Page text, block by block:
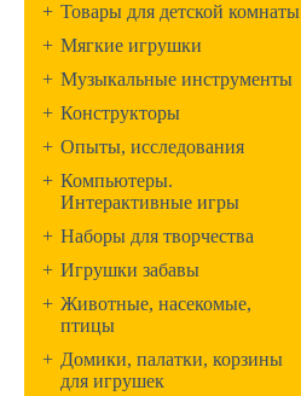
+ Товары для детской комнаты
+ Мягкие игрушки
+ Музыкальные инструменты
+ Конструкторы
+ Опыты, исследования
+ Компьютеры.
Интерактивные игры
+ Наборы для творчества
+ Игрушки забавы
+ Животные, насекомые,
птицы
+ Домики, палатки, корзины
для игрушек